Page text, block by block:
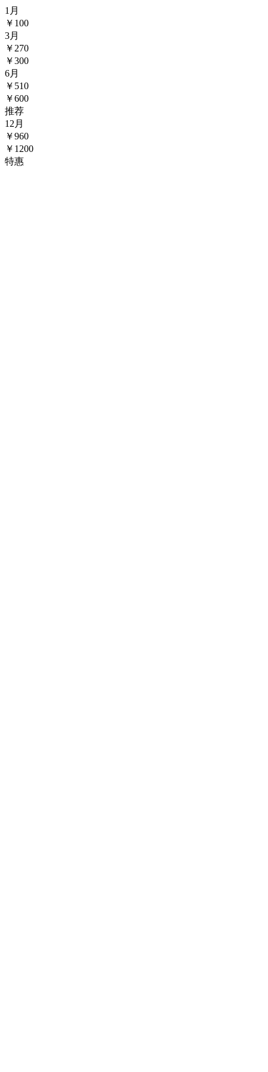
1 月
￥ 100
3月
￥ 270
￥300
6月
￥ 510
￥600
推荐
12 月
￥960
￥1200
特惠